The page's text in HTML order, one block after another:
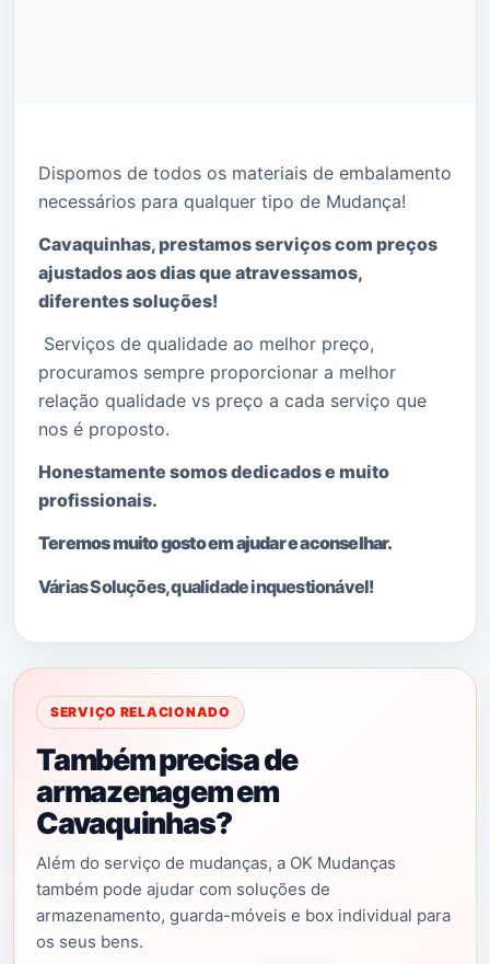
Dispomos de todos os materiais de embalamento
necessários para qualquer tipo de Mudança!
Cavaquinhas, prestamos serviços com preços
ajustados aos dias que atravessamos,
diferentes soluções!
Serviços de qualidade ao melhor preço,
procuramos sempre proporcionar a melhor
relação qualidade vs preço a cada serviço que
nos é proposto.
Honestamente somos dedicados e muito
profissionais.
Teremos muito gosto em ajudar e aconselhar.
Várias Soluções, qualidade inquestionável!
SERVIÇO RELACIONADO
Também precisa de
armazenagem em
Cavaquinhas?
Além do serviço de mudanças, a OK Mudanças
também pode ajudar com soluções de
armazenamento, guarda-móveis e box individual para
os seus bens.